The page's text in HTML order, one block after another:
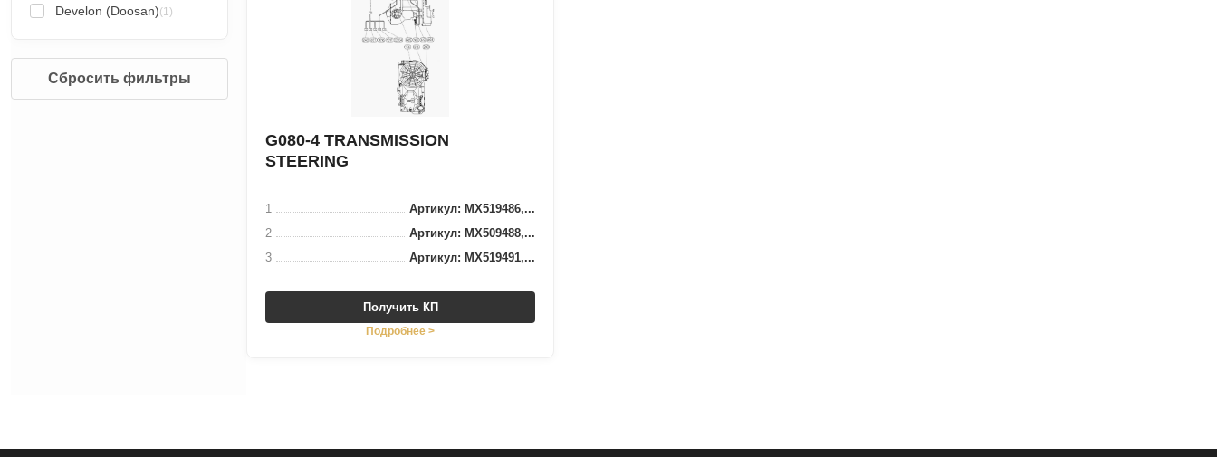
Develon (Doosan)(1)
Сбросить фильтры
G080-4 TRANSMISSION
STEERING
1
Артикул: MX519486,...
2
Артикул: MX509488,...
3
Артикул: MX519491,...
Получить КП
Подробнее >